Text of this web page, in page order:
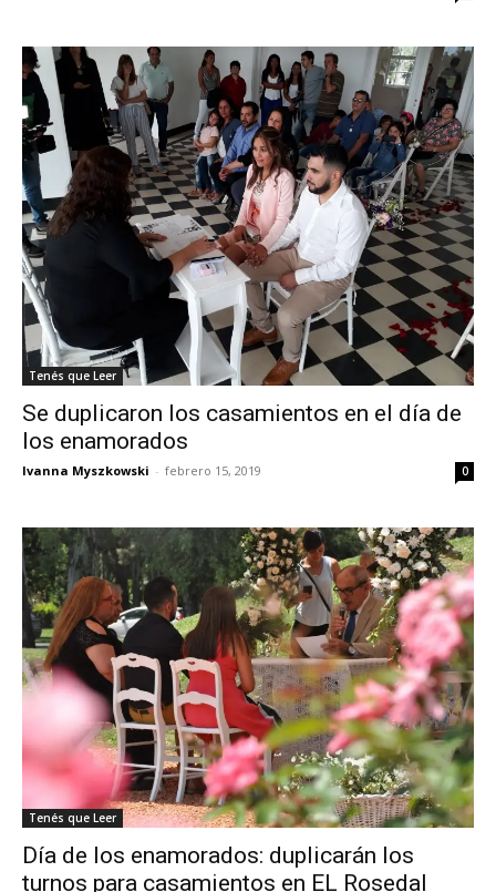
Tenés que Leer
Se duplicaron los casamientos en el día de
los enamorados
Ivanna Myszkowski - febrero 15, 2019 0
Tenés que Leer
Día de los enamorados: duplicarán los
turnos para casamientos en EL Rosedal